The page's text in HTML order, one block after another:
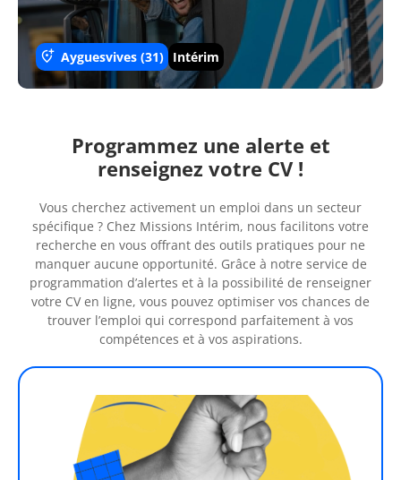
Ayguesvives (31) Intérim
Programmez une alerte et
renseignez votre CV !
Vous cherchez activement un emploi dans un secteur
spécifique ? Chez Missions Intérim, nous facilitons votre
recherche en vous offrant des outils pratiques pour ne
manquer aucune opportunité. Grâce à notre service de
programmation d’alertes et à la possibilité de renseigner
votre CV en ligne, vous pouvez optimiser vos chances de
trouver l’emploi qui correspond parfaitement à vos
compétences et à vos aspirations.